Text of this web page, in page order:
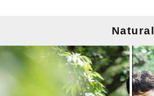
Natural